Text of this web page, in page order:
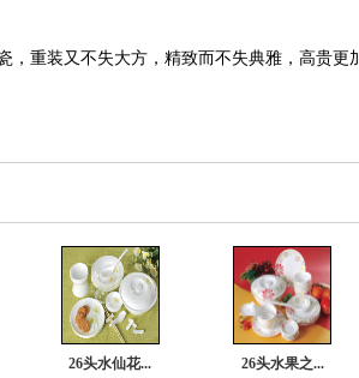
，重装又不失大方，精致而不失典雅，高贵更
26头水仙花... 26头水果之...